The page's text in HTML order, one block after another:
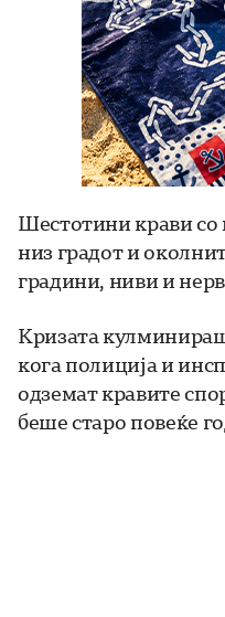
Шестотини крави
низ градот и
градини, ниви и
Кризата
кога полиција и
одземат кравите
беше старо повеќе